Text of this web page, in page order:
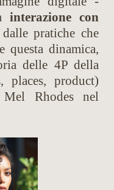
interazione con
pratiche che
questa dinamica,
delle 4P della
places, product)
Mel Rhodes nel